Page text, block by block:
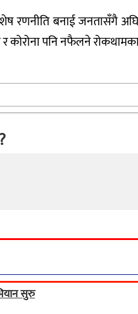
रणनीति बनाई जनतासँगै
र कोरोना पनि नफैलने
सुरु